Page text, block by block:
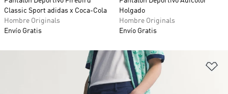
Classic Sport adidas x Coca-Cola
Hombre Originals
Envío Gratis
Holgado
Hombre Originals
Envío Gratis